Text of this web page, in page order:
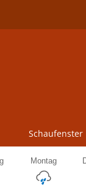
Schaufenster